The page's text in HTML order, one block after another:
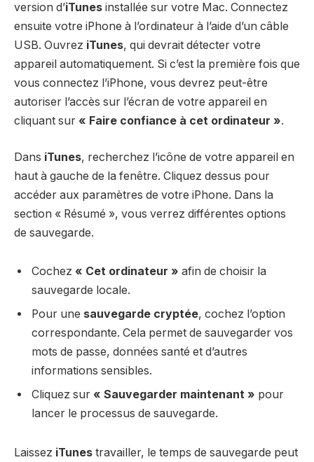
version d’iTunes installée sur votre Mac. Connectez
ensuite votre iPhone à l’ordinateur à l’aide d’un câble
USB. Ouvrez iTunes, qui devrait détecter votre
appareil automatiquement. Si c’est la première fois que
vous connectez l’iPhone, vous devrez peut-être
autoriser l’accès sur l’écran de votre appareil en
cliquant sur « Faire confiance à cet ordinateur ».
Dans iTunes, recherchez l’icône de votre appareil en
haut à gauche de la fenêtre. Cliquez dessus pour
accéder aux paramètres de votre iPhone. Dans la
section « Résumé », vous verrez différentes options
de sauvegarde.
Cochez « Cet ordinateur » afin de choisir la
sauvegarde locale.
Pour une sauvegarde cryptée, cochez l’option
correspondante. Cela permet de sauvegarder vos
mots de passe, données santé et d’autres
informations sensibles.
Cliquez sur « Sauvegarder maintenant » pour
lancer le processus de sauvegarde.
Laissez iTunes travailler, le temps de sauvegarde peut